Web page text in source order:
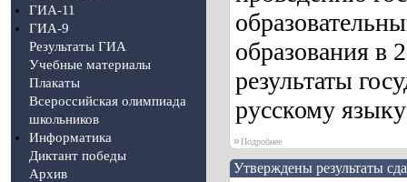
ГИА-11
ГИА-9
Результаты ГИА
Учебные материалы
Плакаты
Всероссийская олимпиада
школьников
Информатика
Диктант победы
Архив
образования в
результаты
русскому
»Подробнее
Утверждены результаты